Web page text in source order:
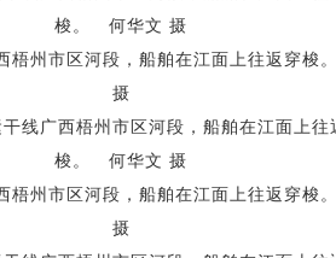
梧州市区河段，船舶在江面上往返穿
摄
梧州市区河段，船舶在江面上往返穿
摄